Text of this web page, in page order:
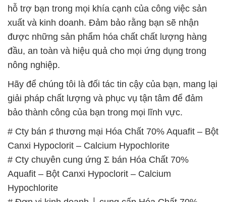
hỗ trợ bạn trong mọi khía cạnh của công việc sản
xuất và kinh doanh. Đảm bảo rằng bạn sẽ nhận
được những sản phẩm hóa chất chất lượng hàng
đầu, an toàn và hiệu quả cho mọi ứng dụng trong
nông nghiệp.
Hãy để chúng tôi là đối tác tin cậy của bạn, mang lại
giải pháp chất lượng và phục vụ tận tâm để đảm
bảo thành công của bạn trong mọi lĩnh vực.
# Cty bán ♯ thương mại Hóa Chất 70% Aquafit – Bột
Canxi Hypoclorit – Calcium Hypochlorite
# Cty chuyên cung ứng Σ bán Hóa Chất 70%
Aquafit – Bột Canxi Hypoclorit – Calcium
Hypochlorite